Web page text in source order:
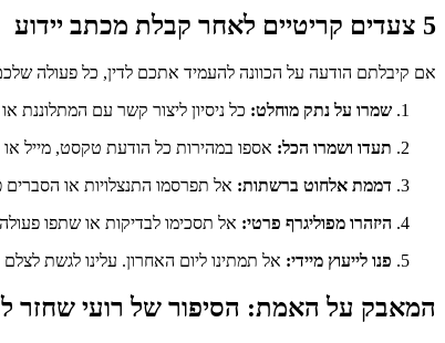
5 צעדים קריטיים לאחר קבלת מכתב יידוע
אם קיבלתם הודעה על הכוונה להעמיד אתכם לדין, כל פעולה
שמרו על נתק מוחלט: כל ניסיון ליצור קשר עם
תעדו ושמרו הכל: אספו במהירות כל הודעת טקסט, מייל
דממת אלחוט ברשתות: אל תפרסמו התנצלויות או
היזהרו מפוליגרף פרטי: אל תסכימו לבדיקות או שתפו
פנו לייעוץ מיידי: אל תמתינו ליום האחרון. עלינו לגשת
המאבק על האמת: הסיפור של רועי שחזר